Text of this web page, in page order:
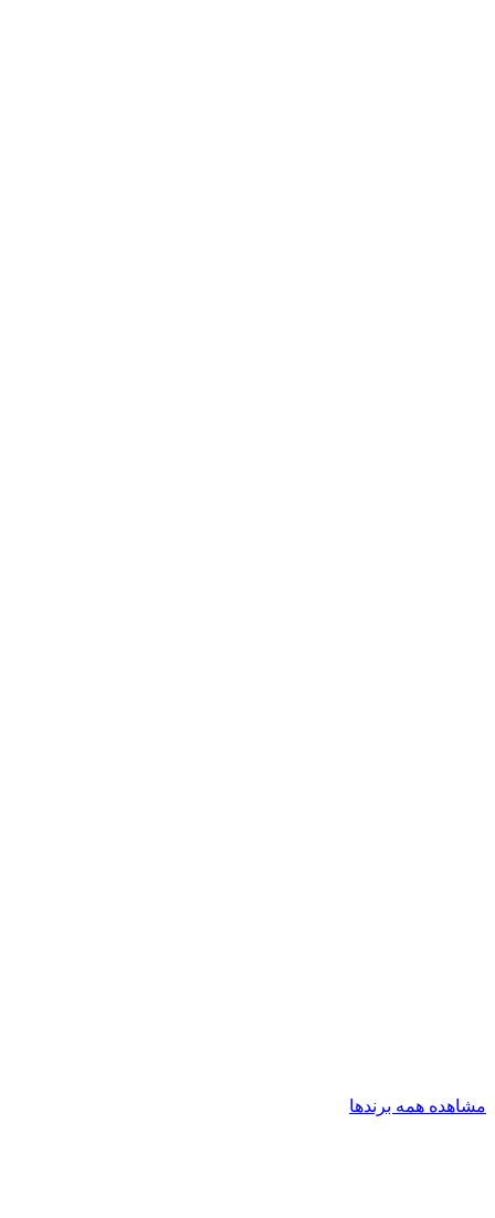
مشاهده همه برندها